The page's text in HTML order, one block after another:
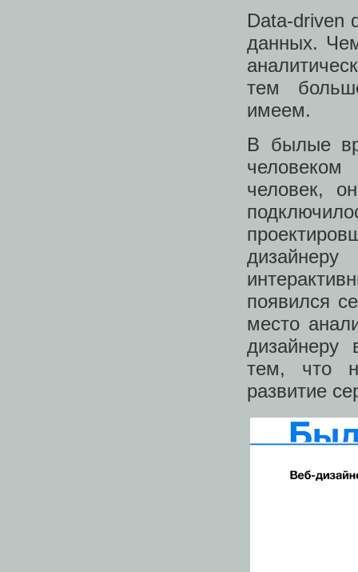
Data-driven
данных.
тем
имеем.
В былые
человек,
появился
место
дизайнеру
тем, что
развитие